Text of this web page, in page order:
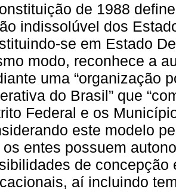
de 1988
indissolúvel dos
se em Estado
modo, reconhece a
uma “organização
do Brasil” que
Federal e os
este modelo
os entes possuem
de
aí incluindo